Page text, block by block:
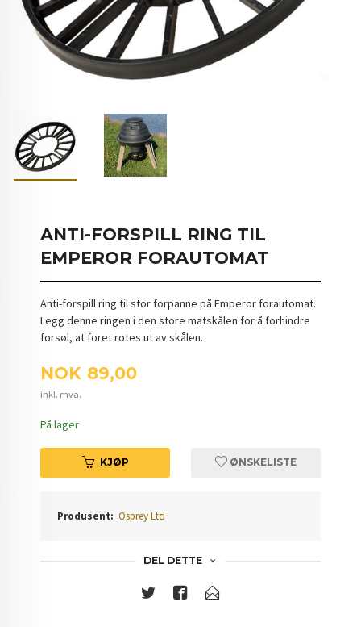
ANTI-FORSPILL RING TIL
EMPEROR FORAUTOMAT
Anti-forspill ring til stor forpanne på Emperor forautomat.
Legg denne ringen i den store matskålen for å forhindre
forsøl, at foret rotes ut av skålen.
Pris
NOK 89,00
inkl. mva.
På lager
KJØP ØNSKELISTE
Produsent: Osprey Ltd
DEL DETTE